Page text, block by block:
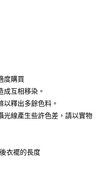
運費
運費
運費
免運費
運費
度購買
成互相移染。
以釋出多餘色料。
光線產生些許色差，請以實物
衣襬的長度